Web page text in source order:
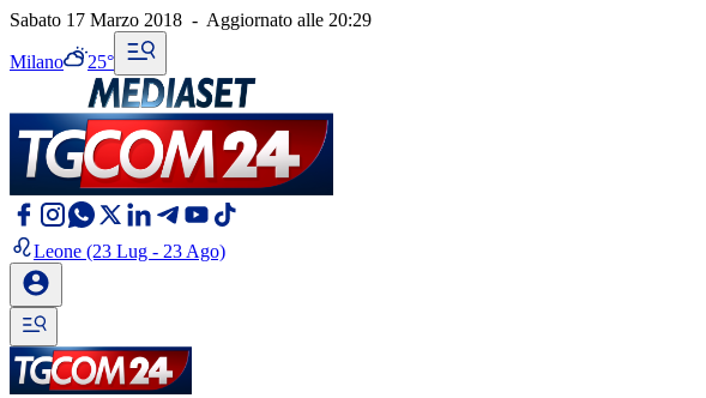
Sabato 17 Marzo 2018 - Aggiornato alle 20:29
Milano 25°
Leone (23 Lug - 23 Ago)